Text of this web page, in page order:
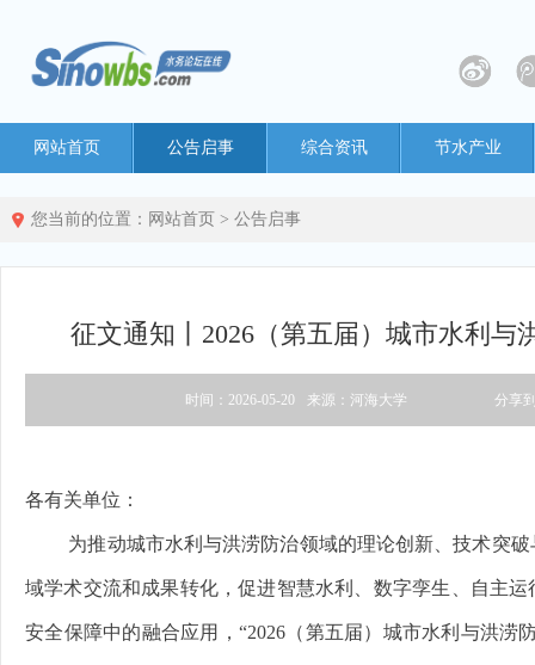
网站首页 公告启事 综合资讯 节水产业
您当前的位置： 网站首页 > 公告启事
征文通知丨2026（第五届）城市水利与
时间：2026-05-20 来源：河海大学 分享
各有关单位：
为推动城市水利与洪涝防治领域的理论创新、技术突
域学术交流和成果转化，促进智慧水利、数字孪生、自主
安全保障中的融合应用，“2026（第五届）城市水利与洪涝